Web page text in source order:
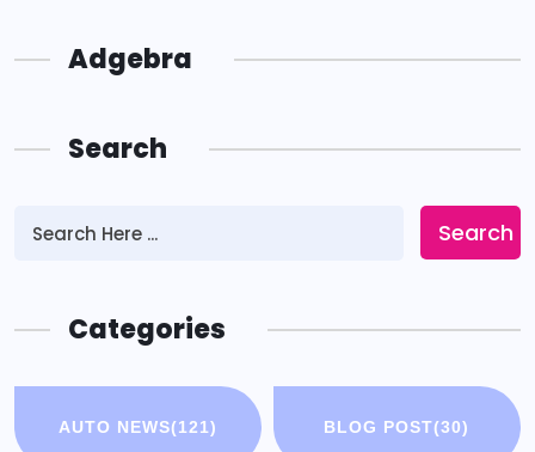
Adgebra
Search
Search
Categories
AUTO NEWS(121) BLOG POST(30)